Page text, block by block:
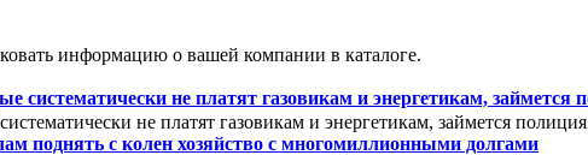
информацию о вашей компании в каталоге.
не платят газовикам и энергетикам, займется
не платят газовикам и энергетикам, займется
поднять с колен хозяйство с многомиллионными долгами